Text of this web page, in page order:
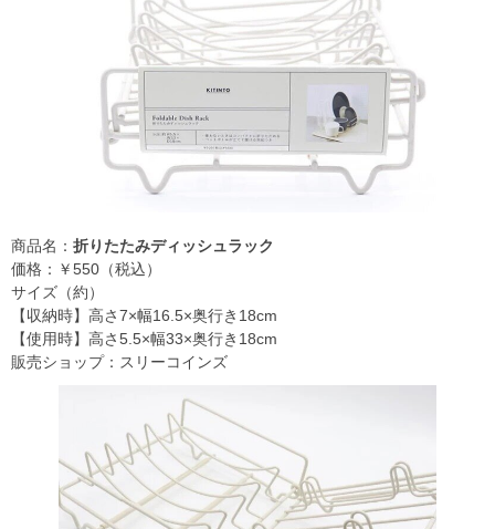
商品名： 折りたたみディッシュラック
価格：￥550（税込）
サイズ（約）
【収納時】高さ7×幅16.5×奥行き18cm
【使用時】高さ5.5×幅33×奥行き18cm
販売ショップ：スリーコインズ